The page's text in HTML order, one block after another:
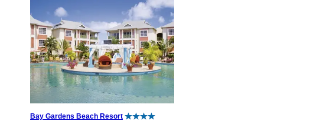
Bay Gardens Beach Resort